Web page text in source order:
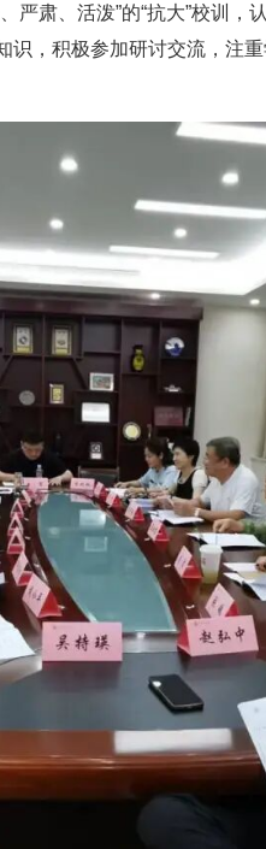
严肃、活泼”的“抗大”校训
，积极参加研讨交流，注